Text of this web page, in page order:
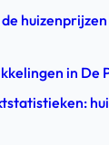
in De